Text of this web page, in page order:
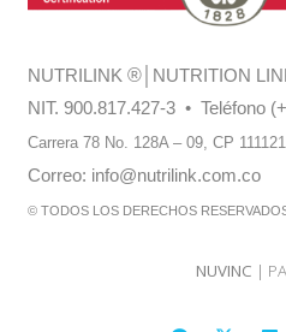
NUTRILINK ®│NUTRITION
NIT. 900.817.427-3 • Teléfono
Carrera 78 No. 128A – 09, CP 111121,
Correo: info@nutrilink.com.co
© TODOS LOS DERECHOS
NUVINC |